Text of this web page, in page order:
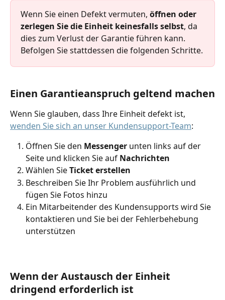
Wenn Sie einen Defekt vermuten, öffnen oder
zerlegen Sie die Einheit keinesfalls selbst, da
dies zum Verlust der Garantie führen kann.
Befolgen Sie stattdessen die folgenden Schritte.
Einen Garantieanspruch geltend machen
Wenn Sie glauben, dass Ihre Einheit defekt ist,
wenden Sie sich an unser Kundensupport-Team:
Öffnen Sie den Messenger unten links auf der
Seite und klicken Sie auf Nachrichten
Wählen Sie Ticket erstellen
Beschreiben Sie Ihr Problem ausführlich und
fügen Sie Fotos hinzu
Ein Mitarbeitender des Kundensupports wird Sie
kontaktieren und Sie bei der Fehlerbehebung
unterstützen
Wenn der Austausch der Einheit
dringend erforderlich ist